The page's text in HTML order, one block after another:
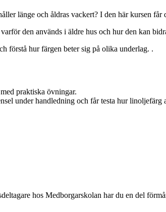
länge och åldras vackert? I den här kursen
den används i äldre hus och hur den kan
förstå hur färgen beter sig på olika underlag. .
praktiska övningar.
under handledning och får testa hur linoljefärg
hos Medborgarskolan har du en del